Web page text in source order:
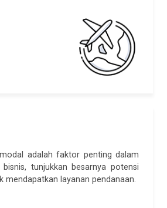
adalah faktor penting dalam
bisnis, tunjukkan besarnya potensi
mendapatkan layanan pendanaan.